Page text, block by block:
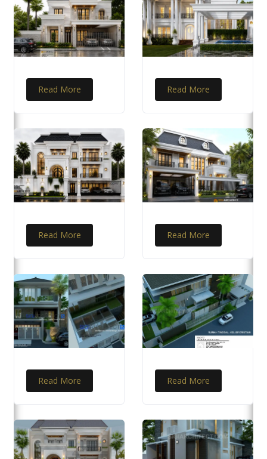
Read More Read More
Read More Read More
Read More Read More